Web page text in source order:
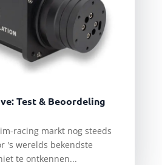
Test & Beoordeling
racing markt nog steeds
's werelds bekendste
te ontkennen...